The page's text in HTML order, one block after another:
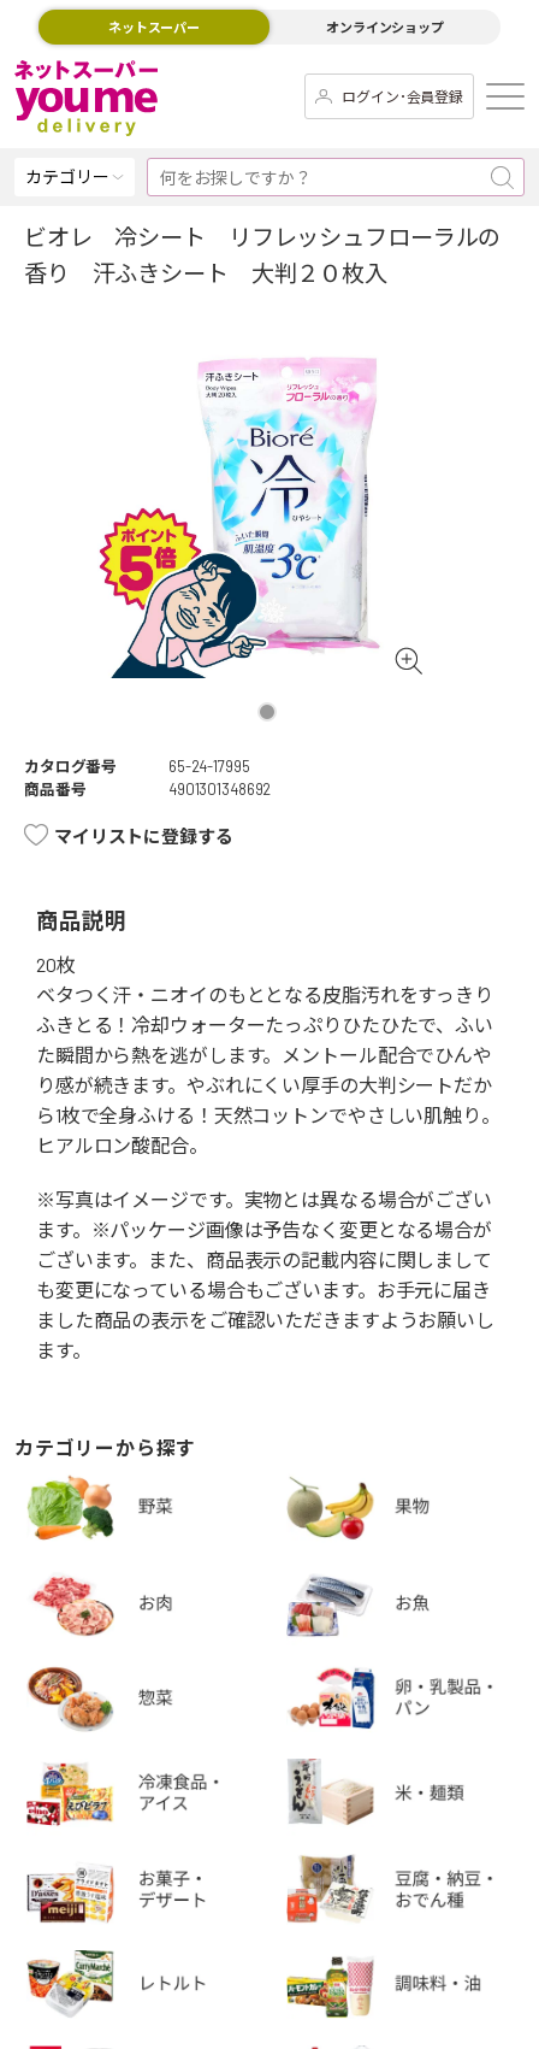
ネットスーパー オンラインショップ
ログイン･会員登録
カテゴリー
ビオレ 冷シート リフレッシュフローラルの
香り 汗ふきシート 大判２０枚入
カタログ番号
65-24-17995
商品番号
4901301348692
マイリストに登録する
商品説明
20枚
ベタつく汗・ニオイのもととなる皮脂汚れをすっきり
ふきとる！冷却ウォーターたっぷりひたひたで、ふい
た瞬間から熱を逃がします。メントール配合でひんや
り感が続きます。やぶれにくい厚手の大判シートだか
ら1枚で全身ふける！天然コットンでやさしい肌触り。
ヒアルロン酸配合。
※写真はイメージです。実物とは異なる場合がござい
ます。※パッケージ画像は予告なく変更となる場合が
ございます。また、商品表示の記載内容に関しまして
も変更になっている場合もございます。お手元に届き
ました商品の表示をご確認いただきますようお願いし
ます。
カテゴリーから探す